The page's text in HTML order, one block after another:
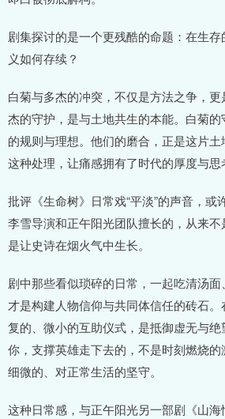
剧集探讨的是一个更残酷的命题：在生
义如何存续？
白菊与多杰的冲突，不仅是方法之争，
杰的守护，是与土地共生的本能。白菊
的规则与理想。他们的磨合，正是这片土
这种处理，让痛感拥有了时代的厚度与思
批评《生命树》日常戏“平淡”的声音，或
李雪导演和正午阳光团队擅长的，从来
是让史诗在烟火气中生长。
剧中那些看似琐碎的日常，一起吃清汤面
才是构建人物信仰与共同体信任的砖石
复的、微小的互助仪式，是抵御虚无与
你，支撑英雄走下去的，不是时刻燃烧
细微的、对正常生活的坚守。
这种日常感，与正午阳光另一部剧《山